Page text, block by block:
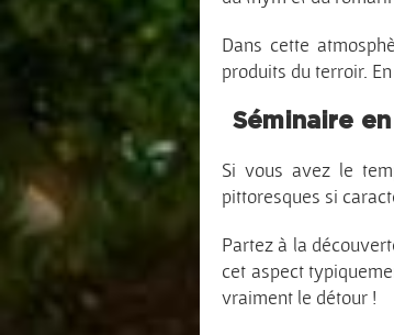
Dans cette
produits du terroir.
Séminaire
Si vous avez le
pittoresques si
Partez à la
cet aspect
vraiment le détour !